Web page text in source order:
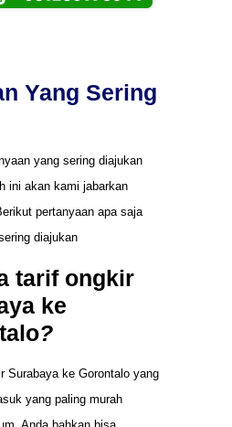
Yang Sering
yang sering diajukan
ini akan kami jabarkan
pertanyaan apa saja
diajukan
tarif ongkir
ke
?
Surabaya ke Gorontalo yang
yang paling murah